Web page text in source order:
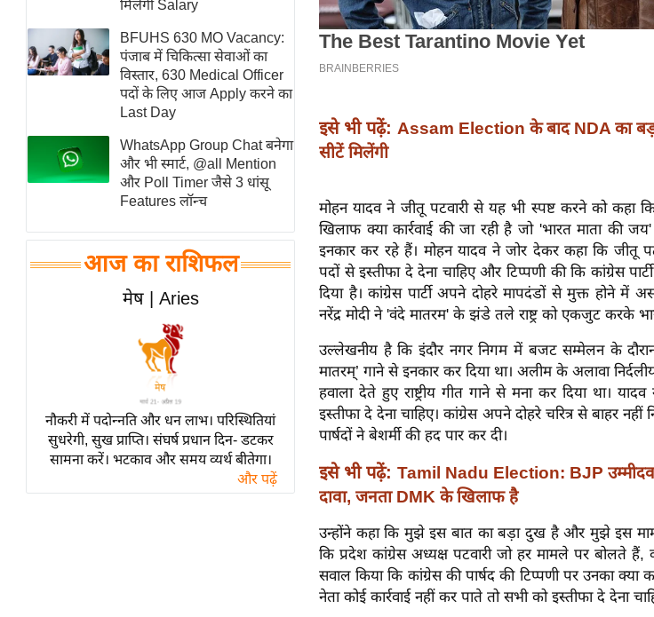
विश्लेषण
समसामयिक
मातृभूमि
स्तंभ
एम.
आर.
चाय पर
समीक्षा
व्रत
त्योहार
राशिफल
विशेष
मिलेगी Salary
BFUHS 630 MO Vacancy:
पंजाब में चिकित्सा सेवाओं का
विस्तार, 630 Medical Officer
पदों के लिए आज Apply करने का
Last Day
WhatsApp Group Chat बनेगा
और भी स्मार्ट, @all Mention
और Poll Timer जैसे 3 धांसू
Features लॉन्च
आज का राशिफल
मेष | Aries
नौकरी में पदोन्नति और धन लाभ। परिस्थितियां
सुधरेगी, सुख प्राप्ति। संघर्ष प्रधान दिन- डटकर
सामना करें। भटकाव और समय व्यर्थ बीतेगा।
और पढ़ें
इसे भी पढ़ें: Assam Election के बाद NDA का
सीटें मिलेंगी
मोहन यादव ने जीतू पटवारी से यह भी स्पष्ट करने को कहा
खिलाफ क्या कार्रवाई की जा रही है जो 'भारत माता की
इनकार कर रहे हैं। मोहन यादव ने जोर देकर कहा कि जीतू
पदों से इस्तीफा दे देना चाहिए और टिप्पणी की कि कांग्रेस
दिया है। कांग्रेस पार्टी अपने दोहरे मापदंडों से मुक्त होने में
नरेंद्र मोदी ने 'वंदे मातरम' के झंडे तले राष्ट्र को एकजुट करके
उल्लेखनीय है कि इंदौर नगर निगम में बजट सम्मेलन के
मातरम्’ गाने से इनकार कर दिया था। अलीम के अलावा
हवाला देते हुए राष्ट्रीय गीत गाने से मना कर दिया था।
इस्तीफा दे देना चाहिए। कांग्रेस अपने दोहरे चरित्र से बाहर
पार्षदों ने बेशर्मी की हद पार कर दी।
इसे भी पढ़ें: Tamil Nadu Election: BJP
दावा, जनता DMK के खिलाफ है
उन्होंने कहा कि मुझे इस बात का बड़ा दुख है और मुझे इस
कि प्रदेश कांग्रेस अध्यक्ष पटवारी जो हर मामले पर बोलते
सवाल किया कि कांग्रेस की पार्षद की टिप्पणी पर उनका
नेता कोई कार्रवाई नहीं कर पाते तो सभी को इस्तीफा दे देना